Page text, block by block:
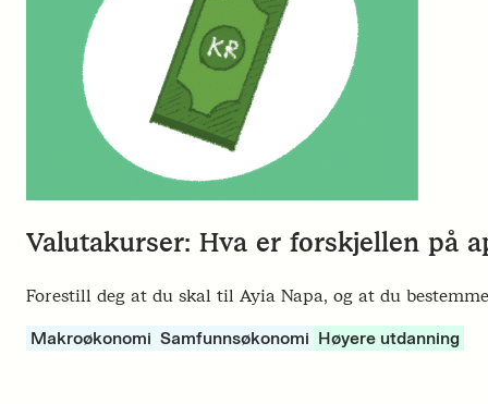
Valutakurser: Hva er forskjellen på
Forestill deg at du skal til Ayia Napa, og at du
Makroøkonomi Samfunnsøkonomi Høyere utdanning